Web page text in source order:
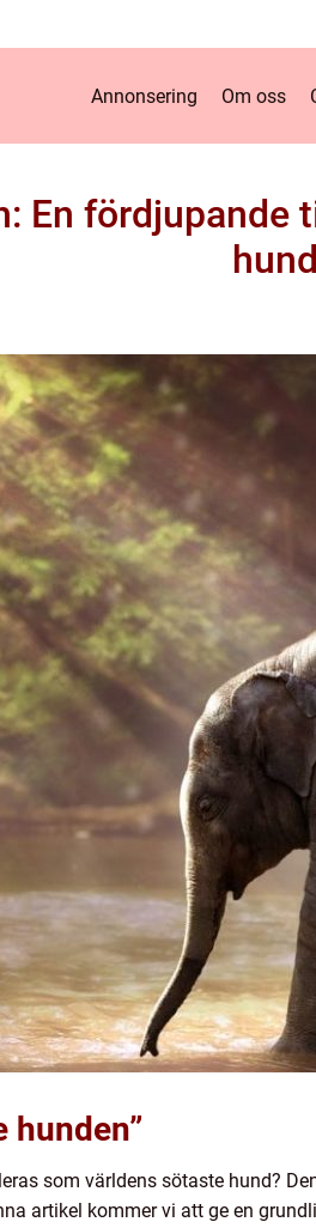
Annonsering Om oss
En fördjupande
hunden”
som världens sötaste hund?
artikel kommer vi att ge en